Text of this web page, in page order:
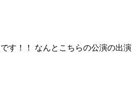
！！ なんとこちらの公演の出